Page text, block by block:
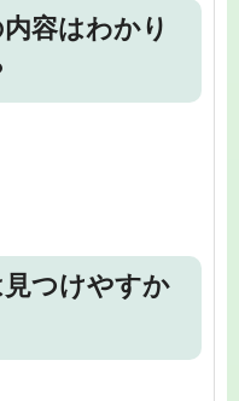
容はわかり
つけやすか